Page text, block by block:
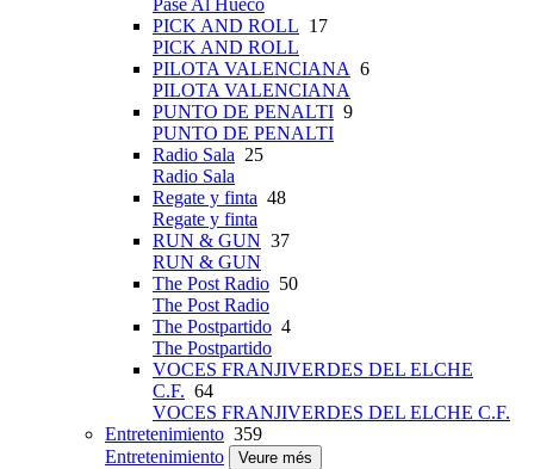
Pase Al Hueco
PICK AND ROLL 17
PICK AND ROLL
PILOTA VALENCIANA 6
PILOTA VALENCIANA
PUNTO DE PENALTI 9
PUNTO DE PENALTI
Radio Sala 25
Radio Sala
Regate y finta 48
Regate y finta
RUN & GUN 37
RUN & GUN
The Post Radio 50
The Post Radio
The Postpartido 4
The Postpartido
VOCES FRANJIVERDES DEL ELCHE
C.F. 64
VOCES FRANJIVERDES DEL ELCHE C.F.
Entretenimiento 359
Entretenimiento
Veure més